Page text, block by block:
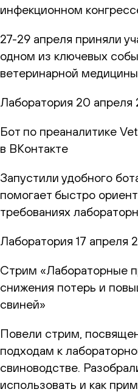
инфекционном
27-29 апреля приняли
одном из ключевых
ветеринарной медицины
Лаборатория 20 апреля
Бот по преаналитике
в ВКонтакте
Запустили удобного
помогает быстро
требованиях
Лаборатория 17 апреля
Стрим «Лабораторные
снижения потерь и
свиней»
Повели стрим,
подходам к
свиноводстве.
использовать и как